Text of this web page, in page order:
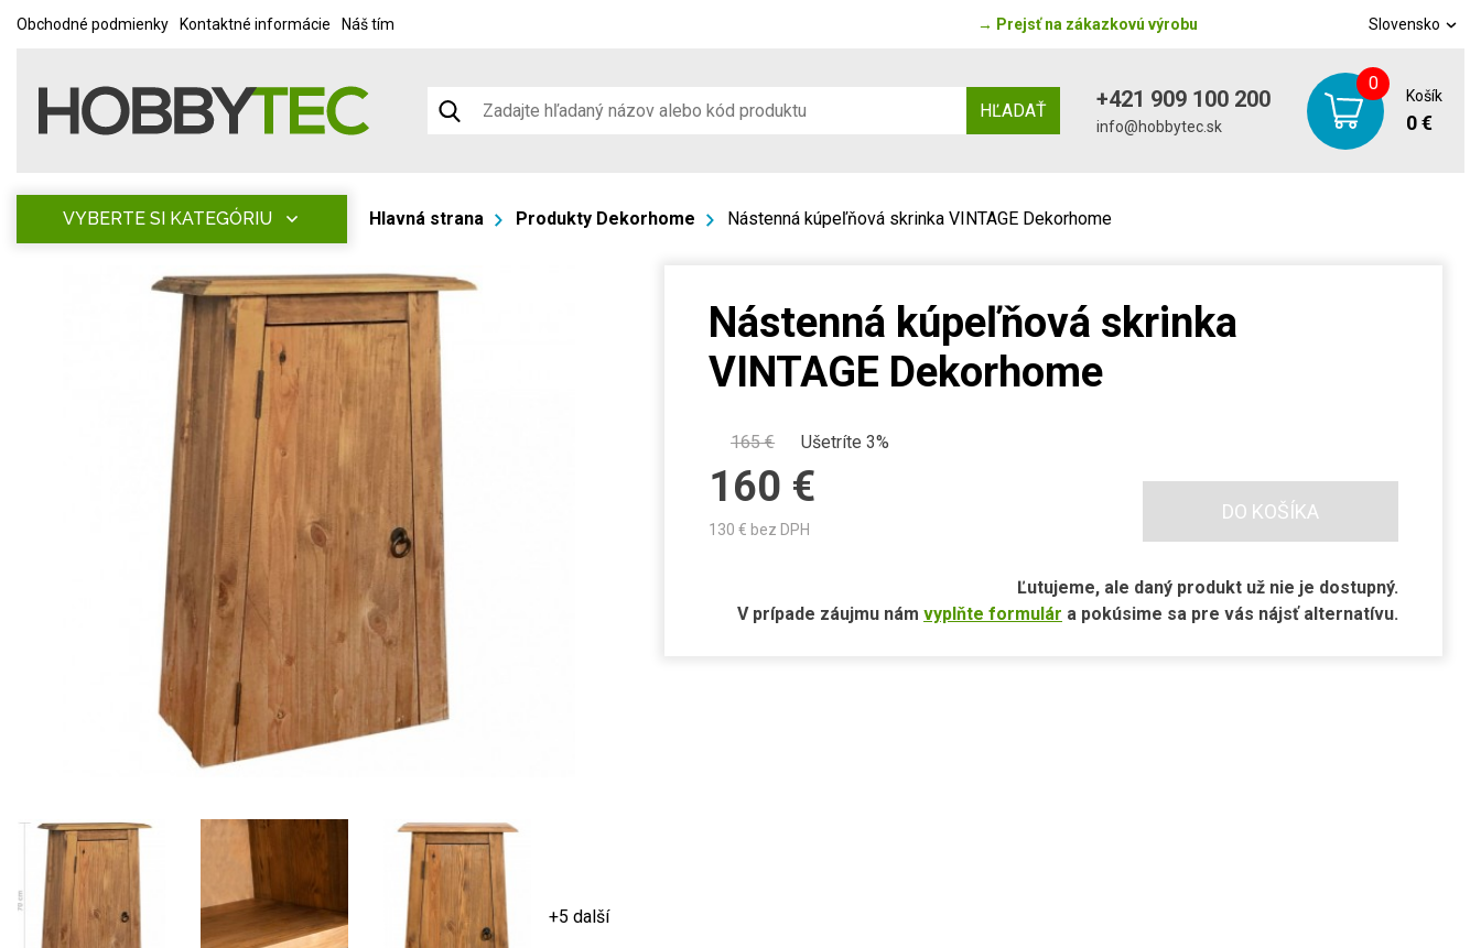
Obchodné podmienky Kontaktné informácie Náš tím → Prejsť na zákazkovú výrobu Slovensko
HĽADAŤ +421 909 100 200
info@hobbytec.sk
0
Košík
0 €
VYBERTE SI KATEGÓRIU Hlavná strana Produkty Dekorhome Nástenná kúpeľňová skrinka VINTAGE Dekorhome
+5 další
Nástenná kúpeľňová skrinka
VINTAGE Dekorhome
165€ Ušetríte 3%
160 €
130 € bez DPH
DO KOŠÍKA
Ľutujeme, ale daný produkt už nie je dostupný.
V prípade záujmu nám vyplňte formulár a pokúsime sa pre vás nájsť alternatívu.